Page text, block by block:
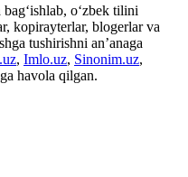
o‘zbek tilini
kopirayterlar, blogerlar va
tushirishni an’anaga
, Imlo.uz, Sinonim.uz,
havola qilgan.